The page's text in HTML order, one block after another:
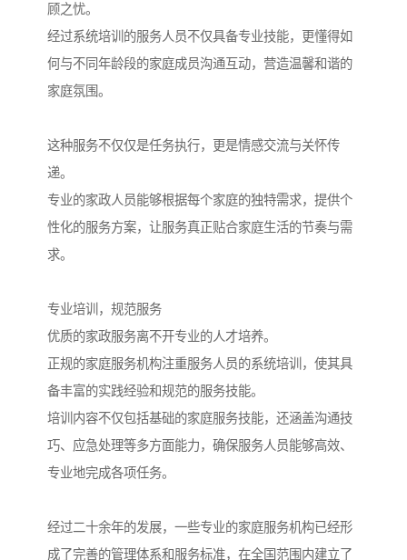
顾之忧。
经过系统培训的服务人员不仅具备专业技能，更懂得如
何与不同年龄段的家庭成员沟通互动，营造温馨和谐的
家庭氛围。
这种服务不仅仅是任务执行，更是情感交流与关怀传
递。
专业的家政人员能够根据每个家庭的独特需求，提供个
性化的服务方案，让服务真正贴合家庭生活的节奏与需
求。
专业培训，规范服务
优质的家政服务离不开专业的人才培养。
正规的家庭服务机构注重服务人员的系统培训，使其具
备丰富的实践经验和规范的服务技能。
培训内容不仅包括基础的家庭服务技能，还涵盖沟通技
巧、应急处理等多方面能力，确保服务人员能够高效、
专业地完成各项任务。
经过二十余年的发展，一些专业的家庭服务机构已经形
成了完善的管理体系和服务标准，在全国范围内建立了